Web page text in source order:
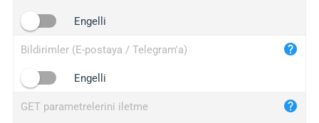
Engelli
Bildirimler (E-postaya / Telegram'a)
Engelli
GET parametrelerini iletme